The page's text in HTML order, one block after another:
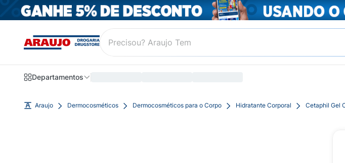
Departamentos
Araujo Dermocosméticos Dermocosméticos para o Corpo Hidratante Corporal Cetaphil Gel